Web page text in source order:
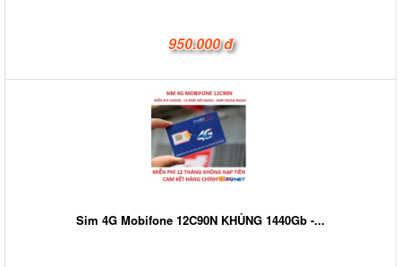
950.000 đ
Sim 4G Mobifone 12C90N KHỦNG 1440Gb -...